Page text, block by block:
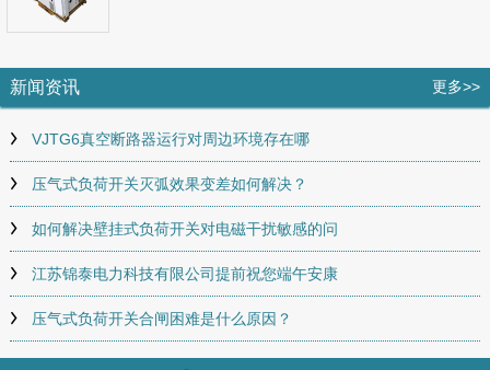
新闻资讯 更多>>
VJTG6真空断路器运行对周边环境存在哪
压气式负荷开关灭弧效果变差如何解决？
如何解决壁挂式负荷开关对电磁干扰敏感的问
江苏锦泰电力科技有限公司提前祝您端午安康
压气式负荷开关合闸困难是什么原因？